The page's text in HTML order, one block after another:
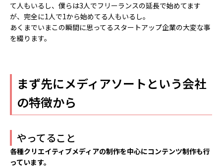
て人もいるし、僕らは3人でフリーランスの延長で始めてます
が、完全に1人で1から始めてる人もいるし。
あくまでいまこの瞬間に思ってるスタートアップ企業の大変な事
を綴ります。
まず先にメディアソートという会社
の特徴から
やってること
各種クリエイティブメディアの制作を中心にコンテンツ制作も行
っています。